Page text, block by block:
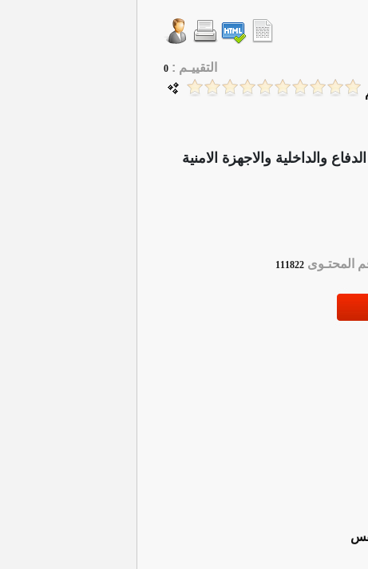
التقييـم : 0
والداخلية والاجهزة الامنية
المحتـوى111822